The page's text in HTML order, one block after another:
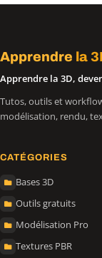
Apprendre la
Apprendre la 3D,
Tutos, outils et
modélisation, rendu,
CATÉGORIES
Bases 3D
Outils gratuits
Modélisation Pro
Textures PBR